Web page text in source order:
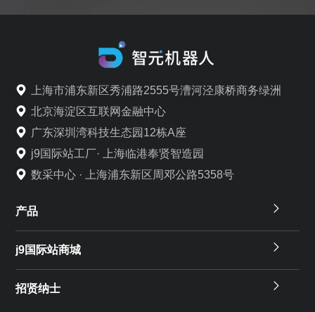
上海市浦东新区秀浦路2555号漕河泾康桥商务绿洲
北京海淀区互联网金融中心
广东深圳湾科技生态园12栋A座
j9国际站工厂· 上海临港奉贤智造园
数采中心 · 上海浦东新区周邓公路5358号
产品
j9国际站商城
招贤纳士